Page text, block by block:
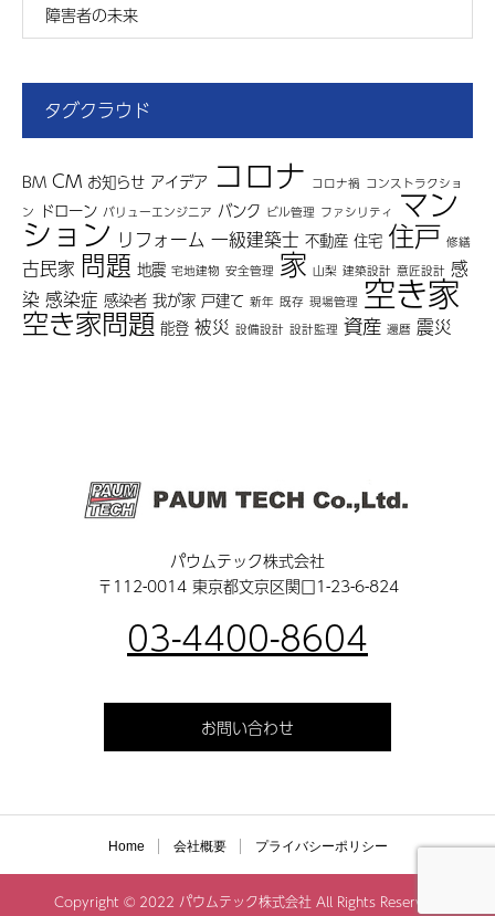
障害者の未来
タグクラウド
BM CM お知らせ アイデア コロナ コロナ禍 コンストラクショ
ン ドローン バリューエンジニア バンク ビル管理 ファシリティ マン
ション リフォーム 一級建築士 不動産 住宅 住戸 修繕
古民家 問題 地震 宅地建物 安全管理 家 山梨 建築設計 意匠設計 感
染 感染症 感染者 我が家 戸建て 新年 既存 現場管理 空き家
空き家問題 能登 被災 設備設計 設計監理 資産 還暦 震災
パウムテック株式会社
〒112-0014 東京都文京区関口1-23-6-824
03-4400-8604
お問い合わせ
Home 会社概要 プライバシーポリシー
Copyright © 2022 パウムテック株式会社 All Rights Reserved.